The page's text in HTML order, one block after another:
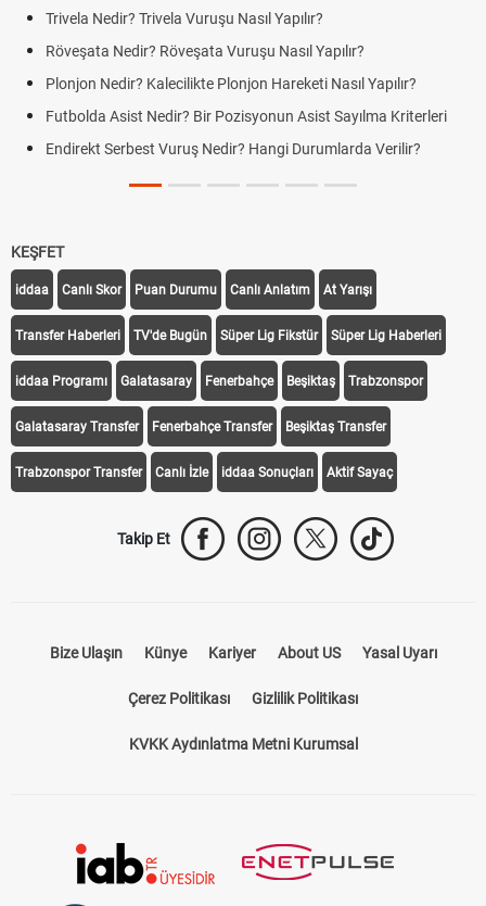
Trivela Nedir? Trivela Vuruşu Nasıl Yapılır?
Röveşata Nedir? Röveşata Vuruşu Nasıl Yapılır?
Plonjon Nedir? Kalecilikte Plonjon Hareketi Nasıl Yapılır?
Futbolda Asist Nedir? Bir Pozisyonun Asist Sayılma Kriterleri
Endirekt Serbest Vuruş Nedir? Hangi Durumlarda Verilir?
KEŞFET
iddaa Canlı Skor Puan Durumu Canlı Anlatım At Yarışı
Transfer Haberleri TV'de Bugün Süper Lig Fikstür Süper Lig Haberleri
iddaa Programı Galatasaray Fenerbahçe Beşiktaş Trabzonspor
Galatasaray Transfer Fenerbahçe Transfer Beşiktaş Transfer
Trabzonspor Transfer Canlı İzle iddaa Sonuçları Aktif Sayaç
Takip Et
Bize Ulaşın Künye Kariyer About US Yasal Uyarı
Çerez Politikası Gizlilik Politikası
KVKK Aydınlatma Metni Kurumsal